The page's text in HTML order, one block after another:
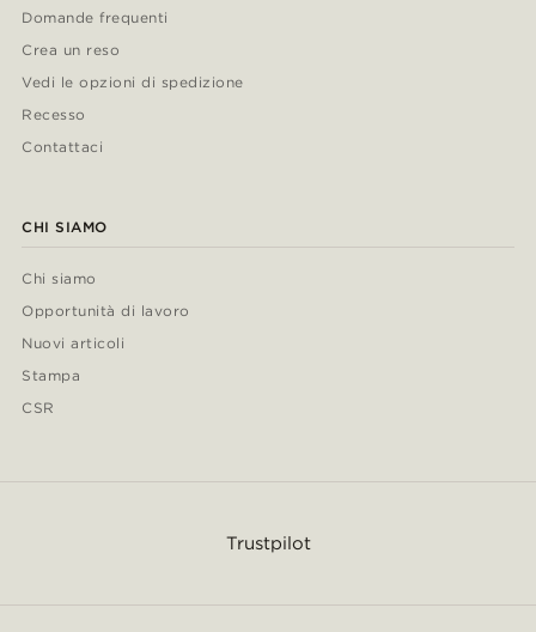
Domande frequenti
Crea un reso
Vedi le opzioni di spedizione
Recesso
Contattaci
CHI SIAMO
Chi siamo
Opportunità di lavoro
Nuovi articoli
Stampa
CSR
Trustpilot